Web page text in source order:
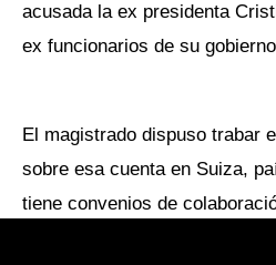
acusada la ex presidenta
ex funcionarios de su
El magistrado dispuso trabar
sobre esa cuenta en Suiza,
tiene convenios de